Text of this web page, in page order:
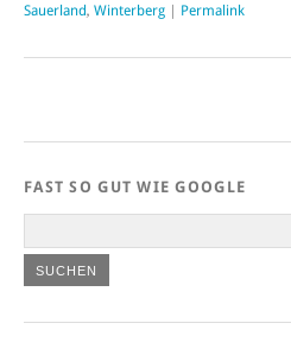
Sauerland, Winterberg | Permalink
FAST SO GUT WIE GOOGLE